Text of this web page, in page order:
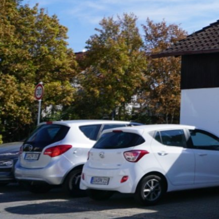
Sie sind hier: Pfalzklinikum Standorte